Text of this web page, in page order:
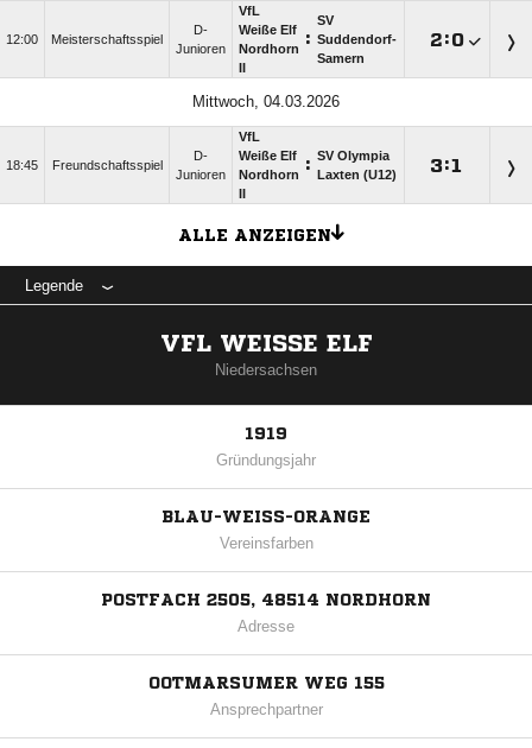
12:00 Meisterschaftsspiel
D-
Junioren
VfL
Weiße Elf
Nordhorn :
SV
Suddendorf-
Samern
:
Mittwoch, 04.03.2026
18:45 Freundschaftsspiel
D-
Junioren
VfL
Weiße Elf
Nordhorn : SV Olympia
Laxten (U12)
:
ALLE ANZEIGEN
Legende
VFL WEISSE ELF
Niedersachsen
1919
Gründungsjahr
BLAU-WEISS-ORANGE
Vereinsfarben
POSTFACH 2505, 48514 NORDHORN
Adresse
OOTMARSUMER WEG 155
Ansprechpartner